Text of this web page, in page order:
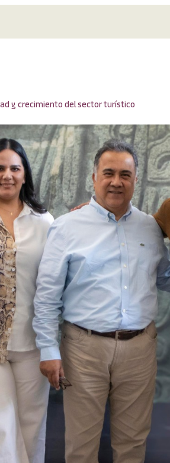
y crecimiento del sector turístico